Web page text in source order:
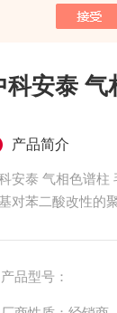
科安泰 气
产品简介
安泰 气相色谱柱
对苯二酸改性的
分析挥发性脂肪
产品型号：